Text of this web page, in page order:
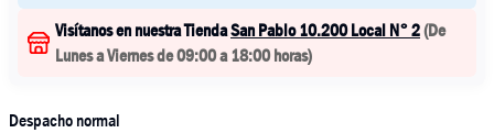
Visítanos en nuestra TiendaSan Pablo 10.200 Local N° 2(De
Lunes a Viernes de 09:00 a 18:00 horas)
Despacho normal